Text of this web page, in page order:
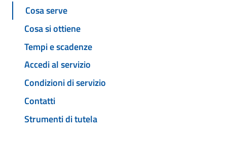
Cosa serve
Cosa si ottiene
Tempi e scadenze
Accedi al servizio
Condizioni di servizio
Contatti
Strumenti di tutela